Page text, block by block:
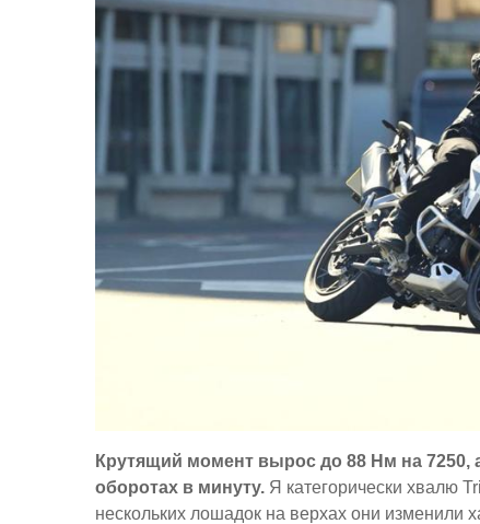
Крутящий момент вырос до 88 Нм на 7250,
оборотах в минуту. Я категорически хвалю
нескольких лошадок на верхах они изменили